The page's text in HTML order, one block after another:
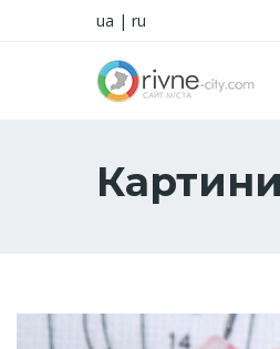
ua | ru